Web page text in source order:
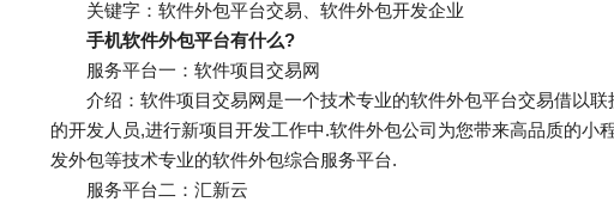
关键字：软件外包平台交易、软件外包开发企业
手机软件外包平台有什么?
服务平台一：软件项目交易网
介绍：软件项目交易网是一个技术专业的软件外包平台交易借以联
的开发人员,进行新项目开发工作中.软件外包公司为您带来高品质的
发外包等技术专业的软件外包综合服务平台.
服务平台二：汇新云